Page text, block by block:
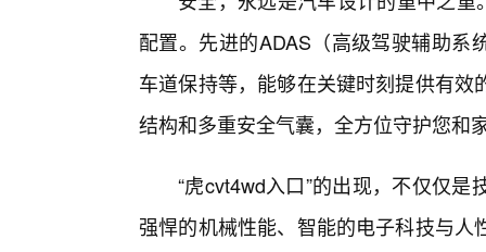
配置。先进的ADAS（高级驾驶辅助系
车道保持等，能够在关键时刻提供有
结构和多重安全气囊，全方位守护您和
“虎cvt4wd入口”的出现，不仅仅
强悍的机械性能、智能的电子科技与